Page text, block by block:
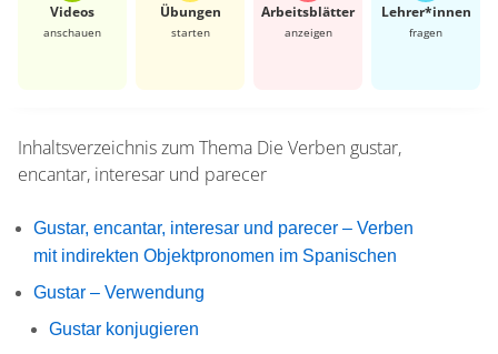
Videos
anschauen
Übungen
starten
Arbeits­blätter
anzeigen
Lehrer*​innen
fragen
Inhaltsverzeichnis zum Thema Die Verben gustar,
encantar, interesar und parecer
Gustar, encantar, interesar und parecer – Verben
mit indirekten Objektpronomen im Spanischen
Gustar – Verwendung
Gustar konjugieren